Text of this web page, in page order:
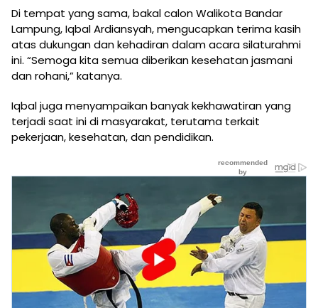
Di tempat yang sama, bakal calon Walikota Bandar
Lampung, Iqbal Ardiansyah, mengucapkan terima kasih
atas dukungan dan kehadiran dalam acara silaturahmi
ini. “Semoga kita semua diberikan kesehatan jasmani
dan rohani,” katanya.
Iqbal juga menyampaikan banyak kekhawatiran yang
terjadi saat ini di masyarakat, terutama terkait
pekerjaan, kesehatan, dan pendidikan.